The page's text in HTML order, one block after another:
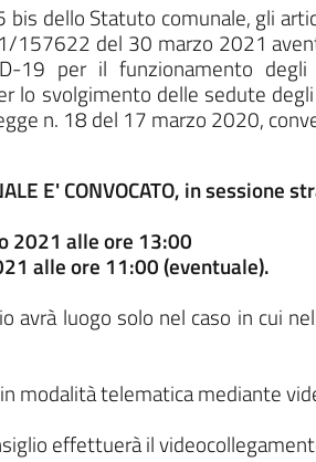
bis dello Statuto comunale, gli
157622 del 30 marzo 2021
19 per il funzionamento
lo svolgimento delle sedute
n. 18 del 17 marzo 2020,
E' CONVOCATO, in sessione
2021 alle ore 13:00
alle ore 11:00 (eventuale).
avrà luogo solo nel caso in cui
modalità telematica mediante
effettuerà il